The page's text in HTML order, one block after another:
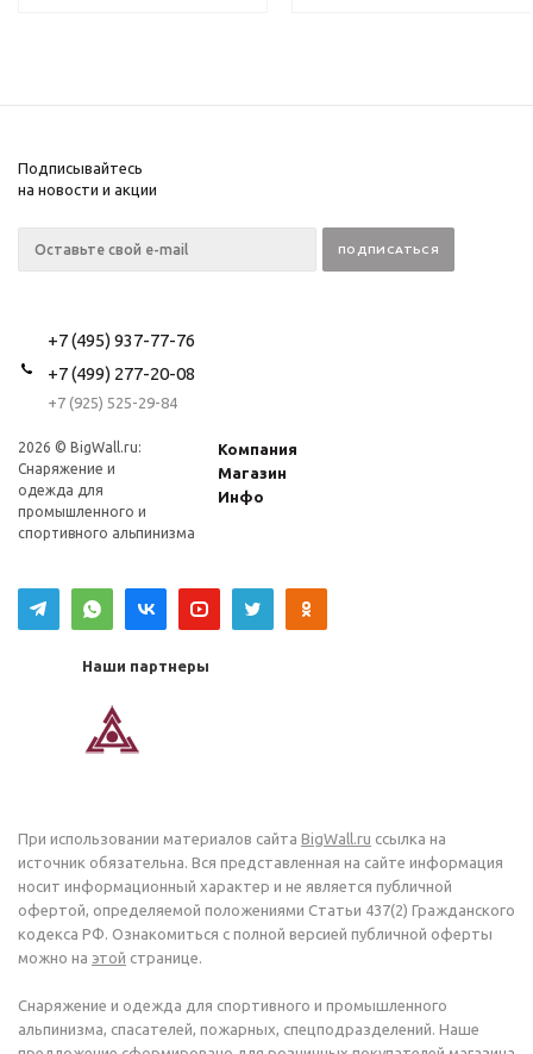
Подписывайтесь
на новости и акции
+7 (495) 937-77-76
+7 (499) 277-20-08
+7 (925) 525-29-84
2026 © BigWall.ru:
Снаряжение и
одежда для
промышленного и
спортивного альпинизма
Компания
Магазин
Инфо
Наши партнеры
При использовании материалов сайта BigWall.ru ссылка на
источник обязательна. Вся представленная на сайте информация
носит информационный характер и не является публичной
офертой, определяемой положениями Статьи 437(2) Гражданского
кодекса РФ. Ознакомиться с полной версией публичной оферты
можно на этой странице.
Снаряжение и одежда для спортивного и промышленного
альпинизма, спасателей, пожарных, спецподразделений. Наше